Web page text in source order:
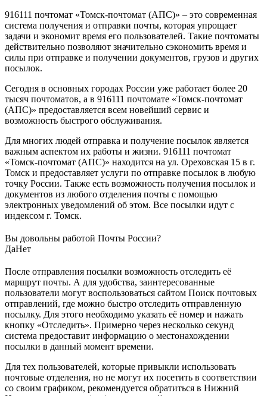
916111 почтомат «Томск-почтомат (АПС)» – это современная
система получения и отправки почты, которая упрощает
задачи и экономит время его пользователей. Такие почтоматы
действительно позволяют значительно сэкономить время и
силы при отправке и получении документов, грузов и других
посылок.
Сегодня в основных городах России уже работает более 20
тысяч почтоматов, а в 916111 почтомате «Томск-почтомат
(АПС)» предоставляется всем новейший сервис и
возможность быстрого обслуживания.
Для многих людей отправка и получение посылок является
важным аспектом их работы и жизни. 916111 почтомат
«Томск-почтомат (АПС)» находится на ул. Ореховская 15 в г.
Томск и предоставляет услуги по отправке посылок в любую
точку России. Также есть возможность получения посылок и
документов из любого отделения почты с помощью
электронных уведомлений об этом. Все посылки идут с
индексом г. Томск.
Вы довольны работой Почты России?
ДаНет
После отправления посылки возможность отследить её
маршрут почты. А для удобства, заинтересованные
пользователи могут воспользоваться сайтом Поиск почтовых
отправлений, где можно быстро отследить отправленную
посылку. Для этого необходимо указать её номер и нажать
кнопку «Отследить». Примерно через несколько секунд
система предоставит информацию о местонахождении
посылки в данный момент времени.
Для тех пользователей, которые привыкли использовать
почтовые отделения, но не могут их посетить в соответствии
со своим графиком, рекомендуется обратиться в Нижний